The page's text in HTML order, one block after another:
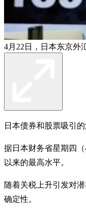
4月22日，日本东京外
日本债券和股票吸引
据日本财务省星期四
以来的最高水平。
随着关税上升引发对
确定性。